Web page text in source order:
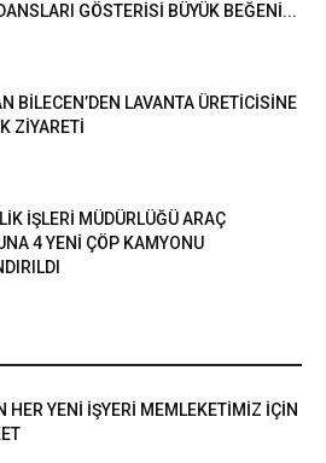
GÖSTERİSİ BÜYÜK BEĞENİ...
BİLECEN’DEN LAVANTA ÜRETİCİSİNE
ZİYARETİ
İŞLERİ MÜDÜRLÜĞÜ ARAÇ
4 YENİ ÇÖP KAMYONU
HER YENİ İŞYERİ MEMLEKETİMİZ İÇİN